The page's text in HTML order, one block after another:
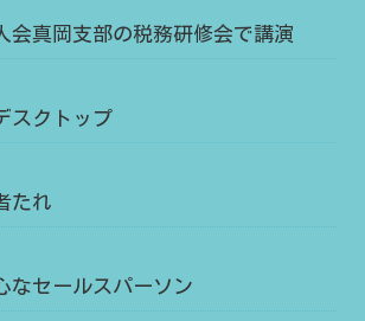
会真岡支部の税務研修会で講演
スクトップ
たれ
なセールスパーソン